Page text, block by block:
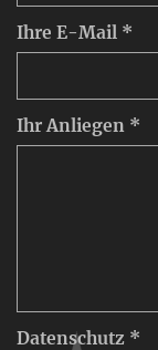
Ihre E-Mail *
Ihr Anliegen *
Datenschutz *